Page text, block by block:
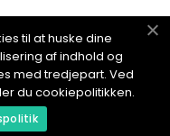
til at huske dine
af indhold og
med tredjepart. Ved
du cookiepolitikken.